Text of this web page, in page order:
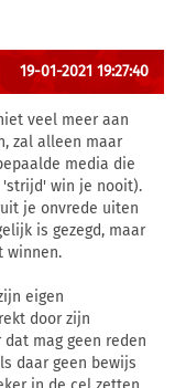
19-01-2021 19:27:40
veel meer aan
zal alleen maar
media die
'strijd' win je nooit).
je onvrede uiten
is gezegd, maar
winnen.
eigen
door zijn
mag geen reden
daar geen bewijs